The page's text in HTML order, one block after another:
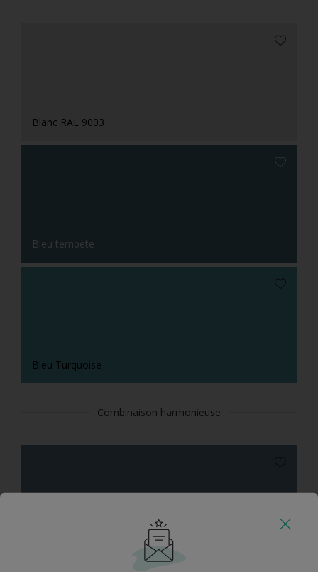
Blanc RAL 9003
Bleu tempete
Bleu Turquoise
Combinaison harmonieuse